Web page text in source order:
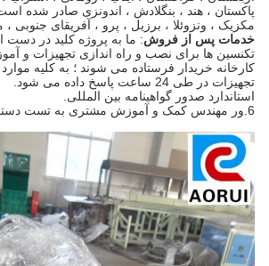
پاکستان ، هند ، بنگلادش ، اندونزی صادر شده
مکزیک ، ونزوئلا ، برزیل ، پرو ، آفریقای جنوبی
خدمات پس از فروش: ما به پروژه کلید در دست
تکنسین ها برای نصب و راه اندازی تجهیزات و
کارخانه خریدار فرستاده می شوند ؛ به کلیه
تجهیزات در طی 24 ساعت پاسخ داده می شود.
استاندارد صدور گواهینامه بین المللی.
6.ور مهندس کمک و آموزش مشتری به تست دستگاه.